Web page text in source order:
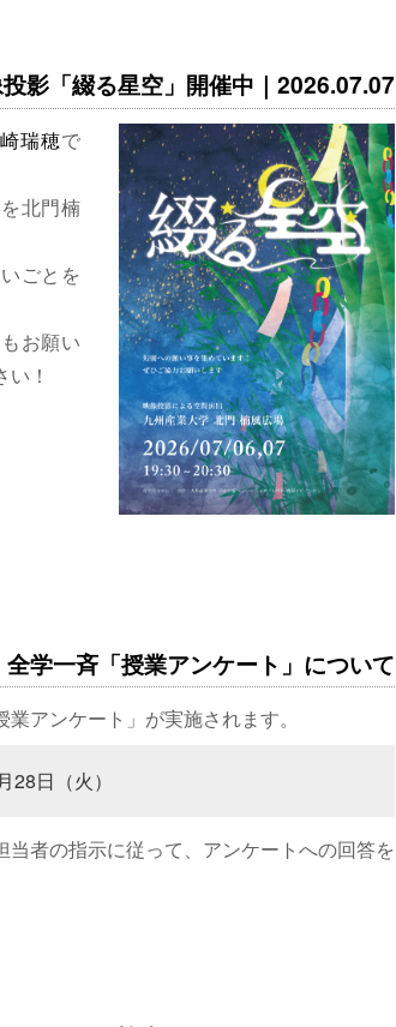
影「綴る星空」開催中｜2026.07.07
瑞穂で
北門楠
ごとを
お願い
！
全学一斉「授業アンケート」について
アンケート」が実施されます。
日（火）
当者の指示に従って、アンケートへの回答を